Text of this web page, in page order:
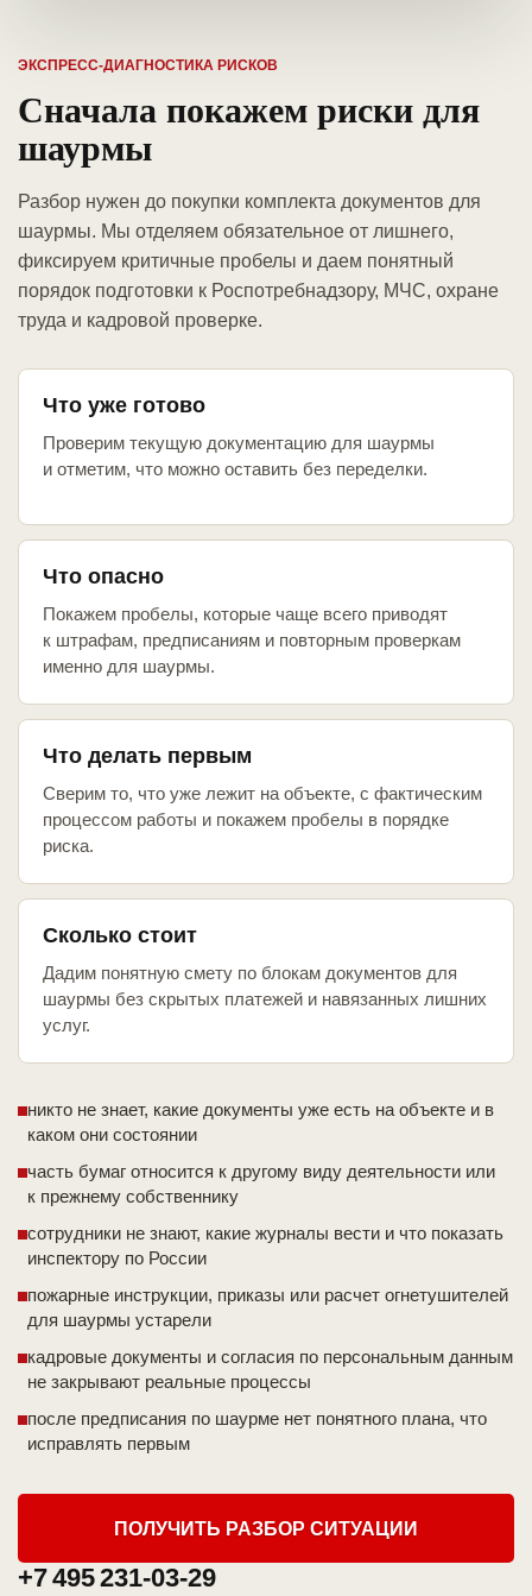
ЭКСПРЕСС-ДИАГНОСТИКА РИСКОВ
Сначала покажем риски для
шаурмы
Разбор нужен до покупки комплекта документов для
шаурмы. Мы отделяем обязательное от лишнего,
фиксируем критичные пробелы и даем понятный
порядок подготовки к Роспотребнадзору, МЧС, охране
труда и кадровой проверке.
Что уже готово
Проверим текущую документацию для шаурмы
и отметим, что можно оставить без переделки.
Что опасно
Покажем пробелы, которые чаще всего приводят
к штрафам, предписаниям и повторным проверкам
именно для шаурмы.
Что делать первым
Сверим то, что уже лежит на объекте, с фактическим
процессом работы и покажем пробелы в порядке
риска.
Сколько стоит
Дадим понятную смету по блокам документов для
шаурмы без скрытых платежей и навязанных лишних
услуг.
никто не знает, какие документы уже есть на объекте и в
каком они состоянии
часть бумаг относится к другому виду деятельности или
к прежнему собственнику
сотрудники не знают, какие журналы вести и что показать
инспектору по России
пожарные инструкции, приказы или расчет огнетушителей
для шаурмы устарели
кадровые документы и согласия по персональным данным
не закрывают реальные процессы
после предписания по шаурме нет понятного плана, что
исправлять первым
ПОЛУЧИТЬ РАЗБОР СИТУАЦИИ
+7 495 231-03-29